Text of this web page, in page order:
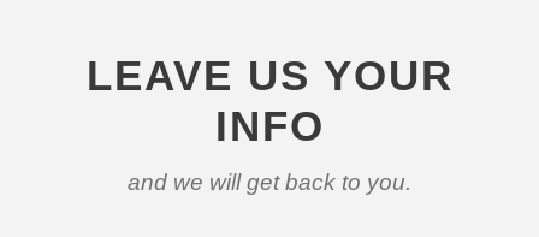
LEAVE US YOUR
INFO
and we will get back to you.